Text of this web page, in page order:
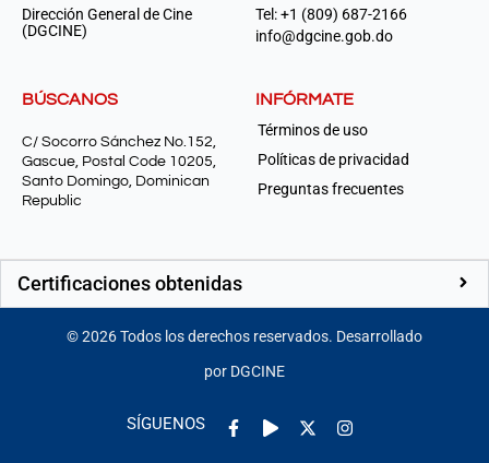
Dirección General de Cine
(DGCINE)
Tel: +1 (809) 687-2166
info@dgcine.gob.do
BÚSCANOS
C/ Socorro Sánchez No.152,
Gascue, Postal Code 10205,
Santo Domingo, Dominican
Republic
INFÓRMATE
Términos de uso
Políticas de privacidad
Preguntas frecuentes
Certificaciones obtenidas
©2026Todos los derechos reservados. Desarrollado
por DGCINE
SÍGUENOS
Facebook-
f
Play Instagram